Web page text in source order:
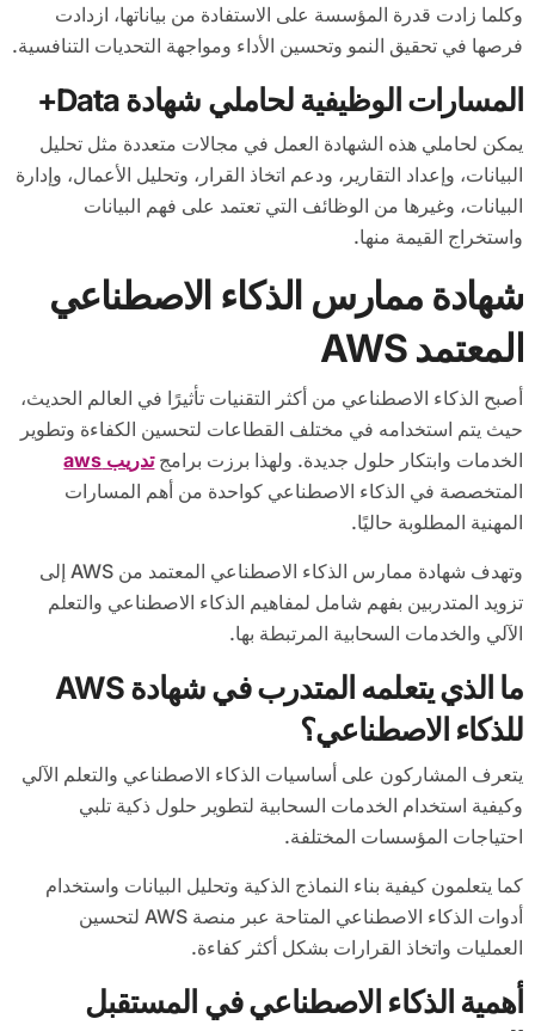
وكلما زادت قدرة المؤسسة على الاستفادة من بياناتها، ازدادت
فرصها في تحقيق النمو وتحسين الأداء ومواجهة التحديات التنافسية.
المسارات الوظيفية لحاملي شهادة Data+
يمكن لحاملي هذه الشهادة العمل في مجالات متعددة مثل تحليل
البيانات، وإعداد التقارير، ودعم اتخاذ القرار، وتحليل الأعمال، وإدارة
البيانات، وغيرها من الوظائف التي تعتمد على فهم البيانات
واستخراج القيمة منها.
شهادة ممارس الذكاء الاصطناعي
المعتمد AWS
أصبح الذكاء الاصطناعي من أكثر التقنيات تأثيرًا في العالم الحديث،
حيث يتم استخدامه في مختلف القطاعات لتحسين الكفاءة وتطوير
الخدمات وابتكار حلول جديدة. ولهذا برزت برامجتدريب aws
المتخصصة في الذكاء الاصطناعي كواحدة من أهم المسارات
المهنية المطلوبة حاليًا.
وتهدف شهادة ممارس الذكاء الاصطناعي المعتمد من AWS إلى
تزويد المتدربين بفهم شامل لمفاهيم الذكاء الاصطناعي والتعلم
الآلي والخدمات السحابية المرتبطة بها.
ما الذي يتعلمه المتدرب في شهادة AWS
للذكاء الاصطناعي؟
يتعرف المشاركون على أساسيات الذكاء الاصطناعي والتعلم الآلي
وكيفية استخدام الخدمات السحابية لتطوير حلول ذكية تلبي
احتياجات المؤسسات المختلفة.
كما يتعلمون كيفية بناء النماذج الذكية وتحليل البيانات واستخدام
أدوات الذكاء الاصطناعي المتاحة عبر منصة AWS لتحسين
العمليات واتخاذ القرارات بشكل أكثر كفاءة.
أهمية الذكاء الاصطناعي في المستقبل